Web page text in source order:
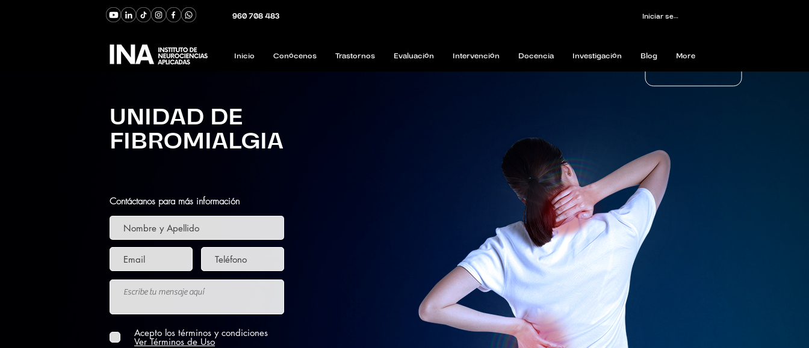
960 708 483 Iniciar sesión
Inicio Conócenos Trastornos Evaluación Intervención Docencia Investigación Blog More
UNIDAD DE
FIBROMIALGIA
Contáctanos para más información
Acepto los términos y condiciones
Ver Términos de Uso